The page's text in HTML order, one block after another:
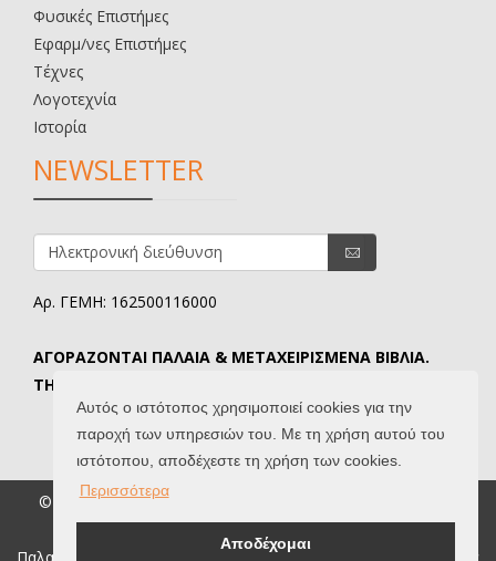
Αυτός ο ιστότοπος χρησιμοποιεί cookies για την
παροχή των υπηρεσιών του. Με τη χρήση αυτού του
ιστότοπου, αποδέχεστε τη χρήση των cookies.
Περισσότερα
Αποδέχομαι
Φυσικές Επιστήμες
Εφαρμ/νες Επιστήμες
Τέχνες
Λογοτεχνία
Ιστορία
NEWSLETTER
Αρ. ΓΕΜΗ: 162500116000
ΑΓΟΡΑΖΟΝΤΑΙ ΠΑΛΑΙΑ & ΜΕΤΑΧΕΙΡΙΣΜΕΝΑ ΒΙΒΛΙΑ.
ΤΗΛ. ΕΠΙΚΟΙΝΩΝΙΑΣ: 6907645346.
© 2026 Βιβλιοδίφης. All Rights Reserved. |
Created byIntelSoft